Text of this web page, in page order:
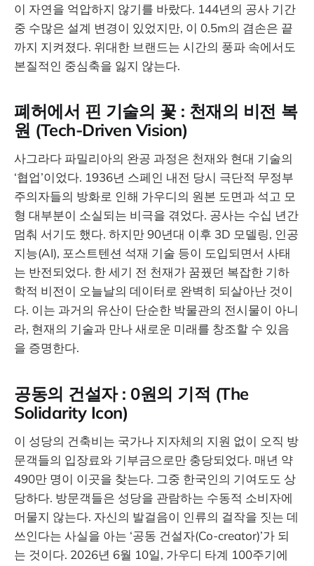
이 자연을 억압하지 않기를 바랐다. 144년의 공사 기간
중 수많은 설계 변경이 있었지만, 이 0.5m의 겸손은 끝
까지 지켜졌다. 위대한 브랜드는 시간의 풍파 속에서도
본질적인 중심축을 잃지 않는다.
폐허에서 핀 기술의 꽃 : 천재의 비전 복
원 (Tech-Driven Vision)
사그라다 파밀리아의 완공 과정은 천재와 현대 기술의
‘협업’이었다. 1936년 스페인 내전 당시 극단적 무정부
주의자들의 방화로 인해 가우디의 원본 도면과 석고 모
형 대부분이 소실되는 비극을 겪었다. 공사는 수십 년간
멈춰 서기도 했다. 하지만 90년대 이후 3D 모델링, 인공
지능(AI), 포스트텐션 석재 기술 등이 도입되면서 사태
는 반전되었다. 한 세기 전 천재가 꿈꿨던 복잡한 기하
학적 비전이 오늘날의 데이터로 완벽히 되살아난 것이
다. 이는 과거의 유산이 단순한 박물관의 전시물이 아니
라, 현재의 기술과 만나 새로운 미래를 창조할 수 있음
을 증명한다.
공동의 건설자 : 0원의 기적 (The
Solidarity Icon)
이 성당의 건축비는 국가나 지자체의 지원 없이 오직 방
문객들의 입장료와 기부금으로만 충당되었다. 매년 약
490만 명이 이곳을 찾는다. 그중 한국인의 기여도도 상
당하다. 방문객들은 성당을 관람하는 수동적 소비자에
머물지 않는다. 자신의 발걸음이 인류의 걸작을 짓는 데
쓰인다는 사실을 아는 ‘공동 건설자(Co-creator)’가 되
는 것이다. 2026년 6월 10일, 가우디 타계 100주기에